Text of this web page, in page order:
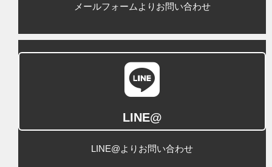
メールフォームよりお問い合わせ
LINE@
LINE@よりお問い合わせ